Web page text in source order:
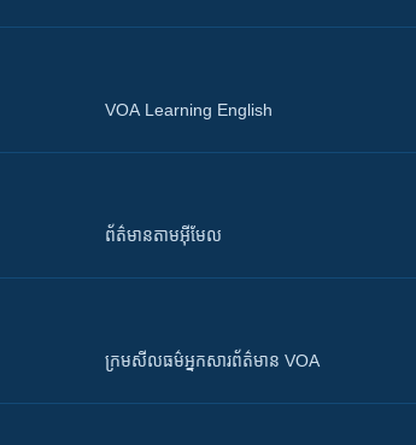
VOA Learning English
ព័ត៌មាន​តាម​អ៊ីមែល
ក្រម​​​សីលធម៌​​​អ្នក​​​សារព័ត៌មាន VOA